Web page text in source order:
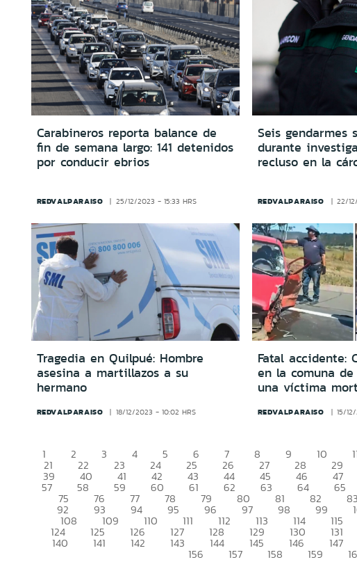
Carabineros reporta balance de
fin de semana largo: 141 detenidos
por conducir ebrios
REDVALPARAISO 25/12/2023 - 15:33 HRS
Seis gendarmes
durante
recluso en la
REDVALPARAISO 22/
Tragedia en Quilpué: Hombre
asesina a martillazos a su
hermano
REDVALPARAISO 18/12/2023 - 10:02 HRS
Fatal accidente:
en la comuna
una víctima
REDVALPARAISO 15/
1 2 3 4 5 6 7 8 9 10
21 22 23 24 25 26 27 28 29
39 40 41 42 43 44 45 46 47
57 58 59 60 61 62 63 64 65
75 76 77 78 79 80 81 82 83
92 93 94 95 96 97 98 99
108 109 110 111 112 113 114 115
124 125 126 127 128 129 130 131
140 141 142 143 144 145 146 147
156 157 158 159